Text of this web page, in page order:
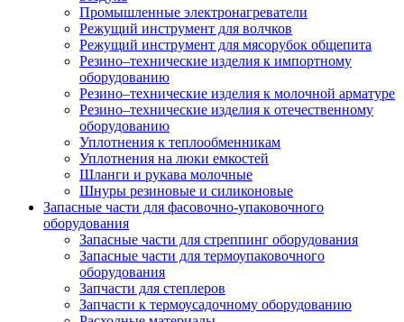
Промышленные электронагреватели
Режущий инструмент для волчков
Режущий инструмент для мясорубок общепита
Резино–технические изделия к импортному
оборудованию
Резино–технические изделия к молочной арматуре
Резино–технические изделия к отечественному
оборудованию
Уплотнения к теплообменникам
Уплотнения на люки емкостей
Шланги и рукава молочные
Шнуры резиновые и силиконовые
Запасные части для фасовочно-упаковочного
оборудования
Запасные части для стреппинг оборудования
Запасные части для термоупаковочного
оборудования
Запчасти для степлеров
Запчасти к термоусадочному оборудованию